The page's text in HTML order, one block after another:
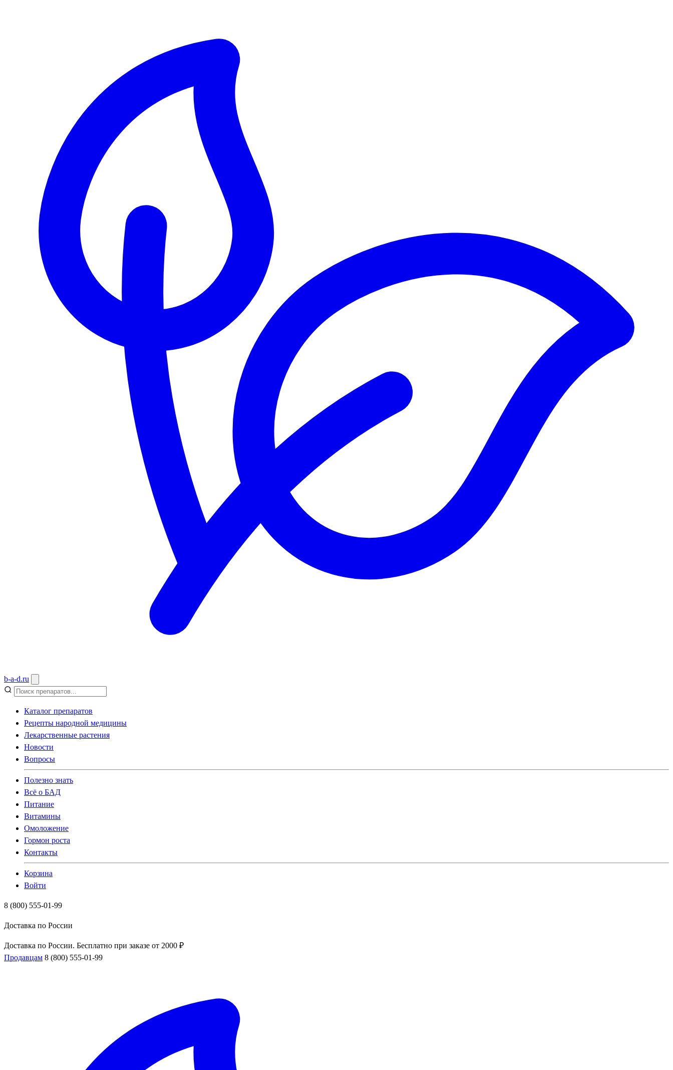
b-a-d.ru
Каталог препаратов
Рецепты народной медицины
Лекарственные растения
Новости
Вопросы
Полезно знать
Всё о БАД
Питание
Витамины
Омоложение
Гормон роста
Контакты
Корзина
Войти
8 (800) 555-01-99
Доставка по России
Доставка по России. Бесплатно при заказе от 2000 ₽
Продавцам 8 (800) 555-01-99